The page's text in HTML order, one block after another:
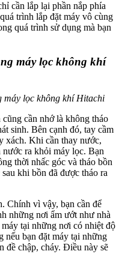
cần lắp lại phần nắp phía
trình lắp đặt máy vô cùng
quá trình sử dụng mà bạn
máy lọc không khí
cần nhớ là không tháo
sinh. Bên cạnh đó, tay cầm
xách. Khi cần thay nước,
nước ra khỏi máy lọc. Bạn
thời nhấc góc và tháo bồn
khi bồn đã được tháo ra
Chính vì vậy, bạn cần để
những nơi ẩm ướt như nhà
tại những nơi có nhiệt độ
nếu bạn đặt máy tại những
đề chập, cháy. Điều này sẽ